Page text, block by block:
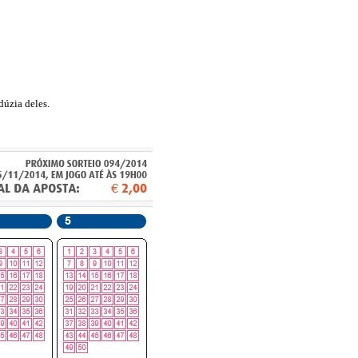
deles.